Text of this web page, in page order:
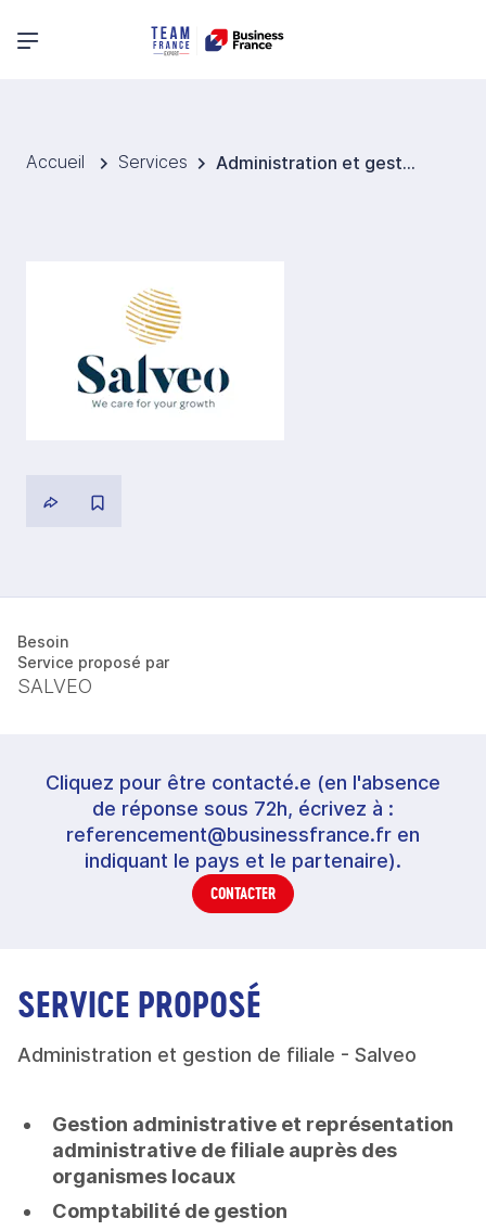
Menu principal
Accueil Services Administration et gestion de filiale Canada - Salveo
Besoin
Service proposé par
SALVEO
Cliquez pour être contacté.e (en l'absence
de réponse sous 72h, écrivez à :
referencement@businessfrance.fr en
indiquant le pays et le partenaire).
CONTACTER
SERVICE PROPOSÉ
Administration et gestion de filiale - Salveo
Gestion administrative et représentation
administrative de filiale auprès des
organismes locaux
Comptabilité de gestion